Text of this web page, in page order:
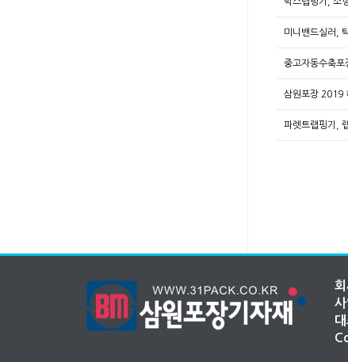
미니밴드실러,
중고자동수축포
삼원포장 2019
파렛트랩핑기,